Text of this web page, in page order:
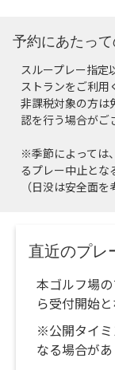
予約にあたっ
スループレー指定
ストランをご利用
非課税対象の方は
認を行う場合がご
※季節によっては
るプレー中止とな
（日没は安全面
直近のプレ
本ゴルフ場
ら受付開始と
※公開タイミ
なる場合があ